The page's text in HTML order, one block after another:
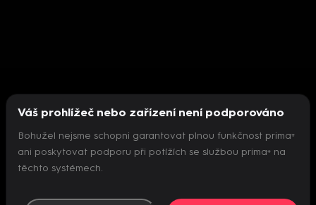
Nepodařilo se inicializovat přehrávač
Váš prohlížeč nebo zařízení není podporováno
Bohužel nejsme schopni garantovat plnou funkčnost prima+
ani poskytovat podporu při potížích se službou prima+ na
těchto systémech.